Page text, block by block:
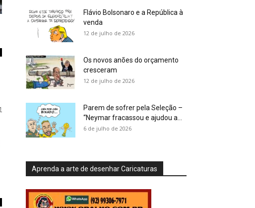
Flávio Bolsonaro e a República à
venda
12 de julho de 2026
Os novos anões do orçamento
cresceram
12 de julho de 2026
Parem de sofrer pela Seleção –
“Neymar fracassou e ajudou a...
6 de julho de 2026
Aprenda a arte de desenhar Caricaturas